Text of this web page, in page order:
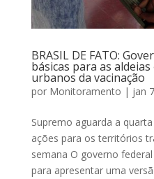
BRASIL DE FATO:
básicas para as
urbanos da vacinação
por Monitoramento | jan
Supremo aguarda a
ações para os territórios
semana O governo
para apresentar uma